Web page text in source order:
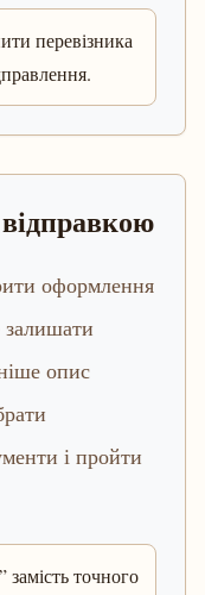
перевізника
оформлення
залишати
опис
і пройти
замість точного